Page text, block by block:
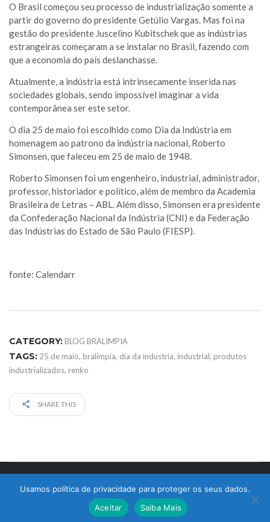
O Brasil começou seu processo de industrialização somente a
partir do governo do presidente Getúlio Vargas. Mas foi na
gestão do presidente Juscelino Kubitschek que as indústrias
estrangeiras começaram a se instalar no Brasil, fazendo com
que a economia do país deslanchasse.
Atualmente, a indústria está intrinsecamente inserida nas
sociedades globais, sendo impossível imaginar a vida
contemporânea ser este setor.
O dia 25 de maio foi escolhido como Dia da Indústria em
homenagem ao patrono da indústria nacional, Roberto
Simonsen, que faleceu em 25 de maio de 1948.
Roberto Simonsen foi um engenheiro, industrial, administrador,
professor, historiador e político, além de membro da Academia
Brasileira de Letras – ABL. Além disso, Simonsen era presidente
da Confederação Nacional da Indústria (CNI) e da Federação
das Indústrias do Estado de São Paulo (FIESP).
fonte: Calendarr
CATEGORY: BLOG BRALIMPIA
TAGS: 25 de maio, bralimpia, dia da industria, industrial, produtos
industrializados, renko
SHARE THIS
Usamos política de privacidade para proteger os seus dados.
Aceitar
Saiba Mais
Atendimento